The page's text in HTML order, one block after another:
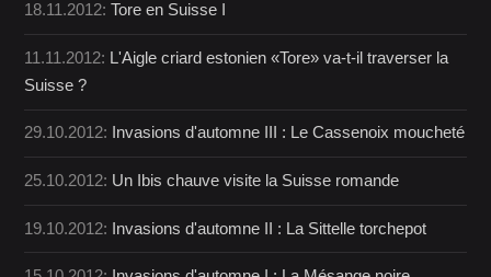
18.11.2012:Tore en Suisse I
11.11.2012: L'Aigle criard estonien «Tore» va-t-il traverser la
Suisse ?
29.10.2012: Invasions d'automne III : Le Cassenoix moucheté
25.10.2012: Un Ibis chauve visite la Suisse romande
19.10.2012: Invasions d'automne II : La Sittelle torchepot